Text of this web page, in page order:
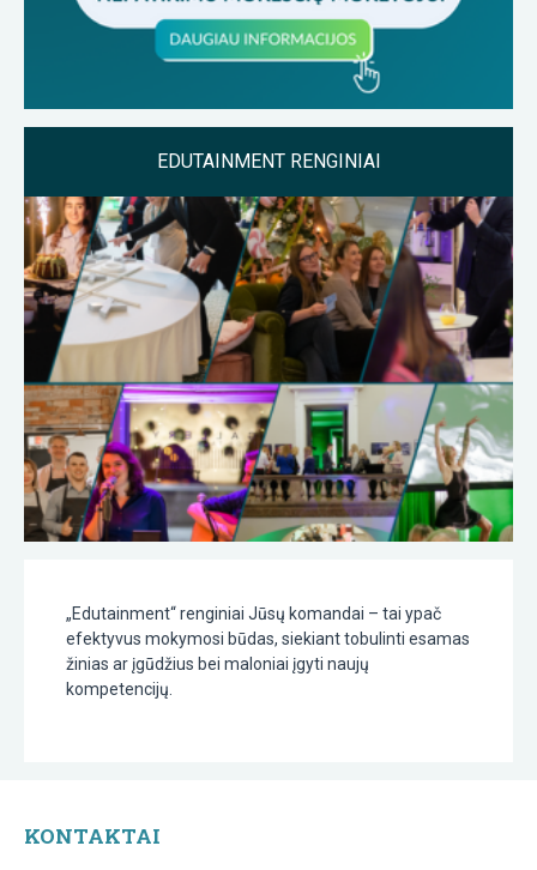
EDUTAINMENT RENGINIAI
„Edutainment“ renginiai Jūsų komandai – tai ypač
efektyvus mokymosi būdas, siekiant tobulinti esamas
žinias ar įgūdžius bei maloniai įgyti naujų
kompetencijų.
KONTAKTAI